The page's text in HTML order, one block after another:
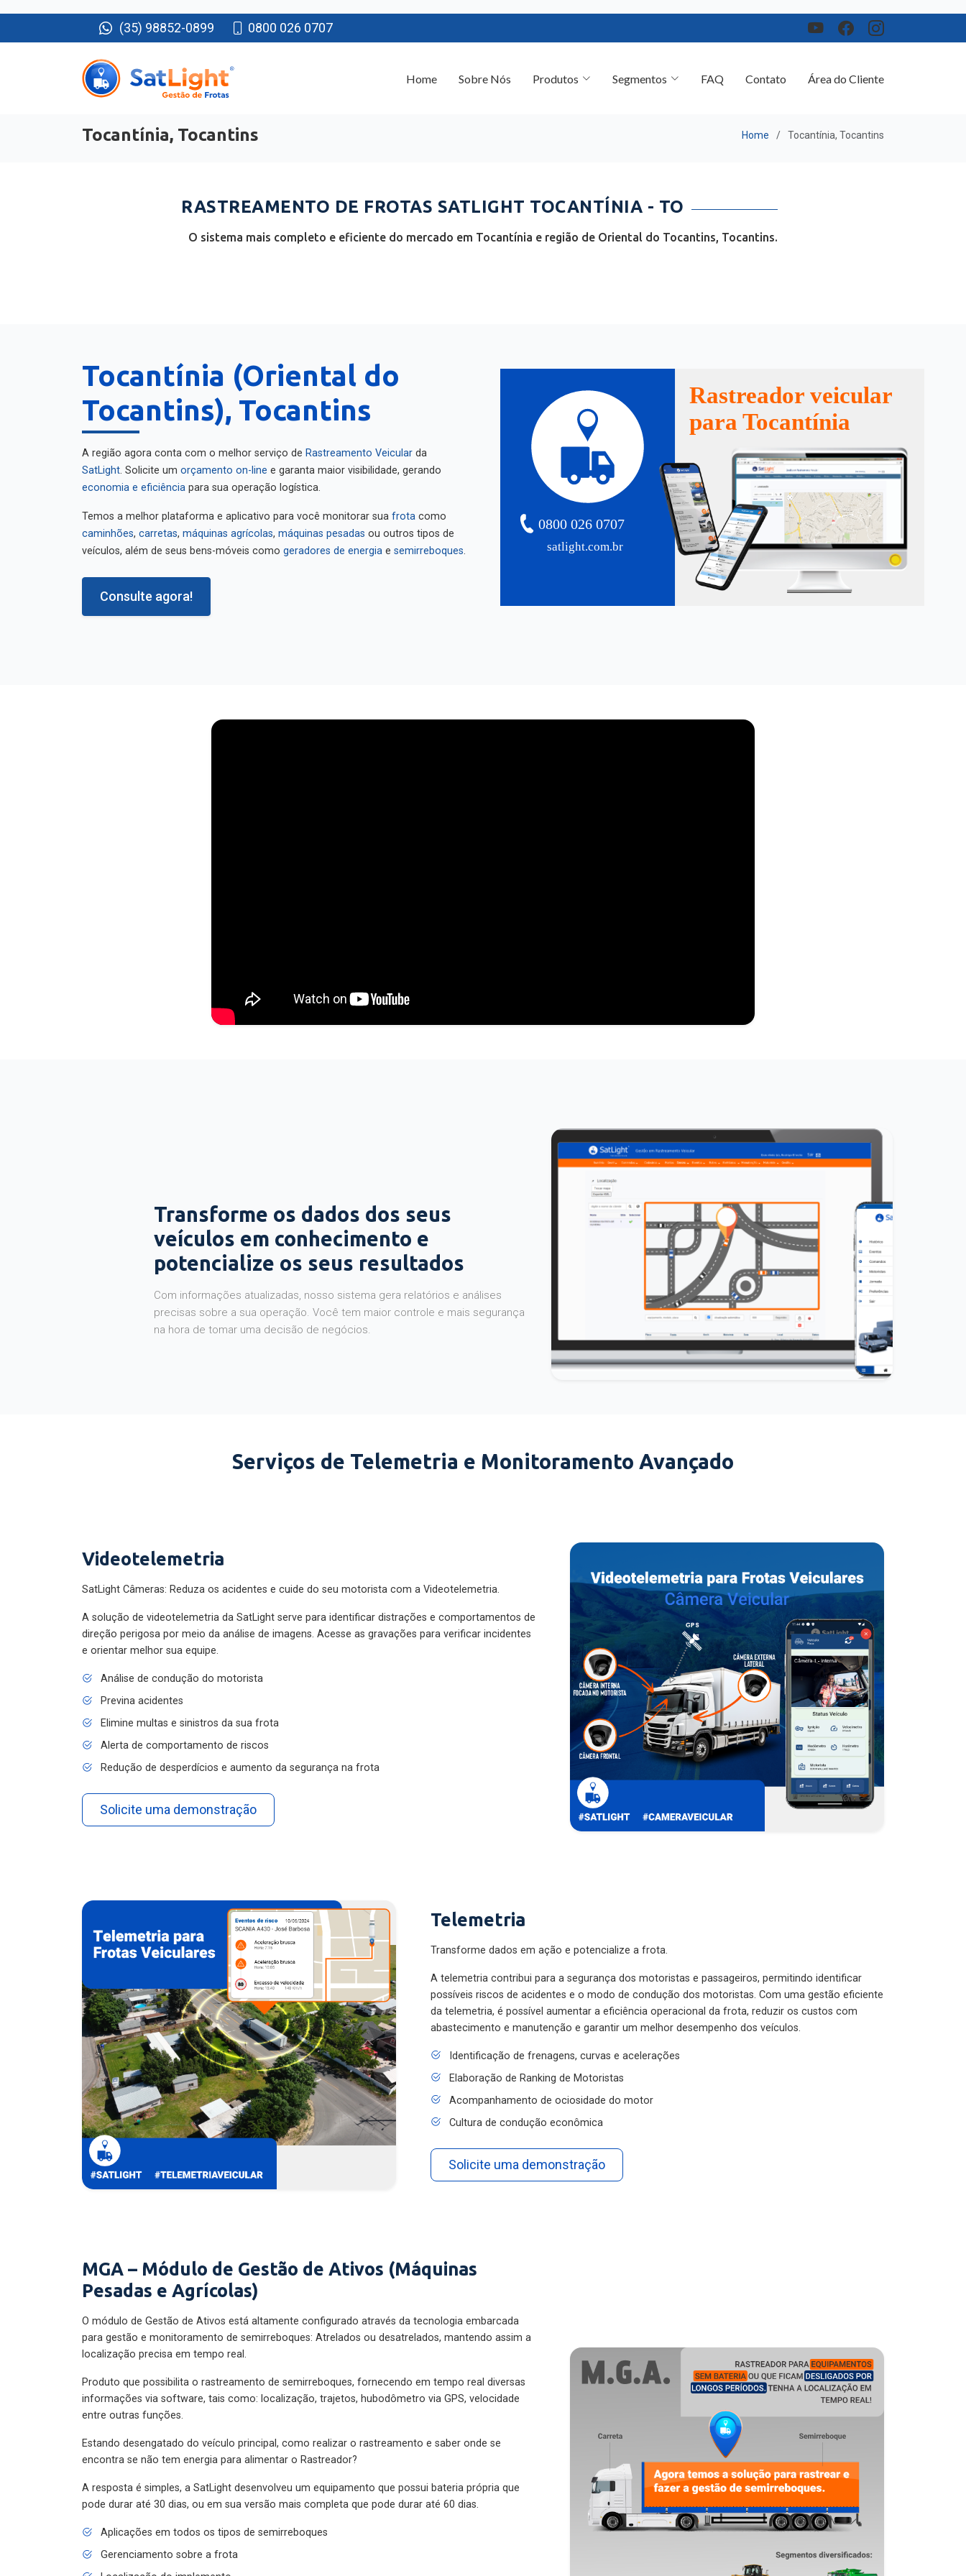
(35) 98852-0899 0800 026 0707
Tocantínia, Tocantins
RASTREAMENTO DE FROTAS SATLIGHT TOCANTÍNIA - TO
O sistema mais completo e eficiente do mercado em Tocantínia e região de Oriental do Tocantins, Tocantins.
Tocantínia (Oriental do
Tocantins), Tocantins
A região agora conta com o melhor serviço de Rastreamento Veicular
da
SatLight
. Solicite um orçamento on-line
e garanta maior visibilidade, gerando
economia e eficiência
para sua operação logística.
Temos a melhor plataforma e aplicativo para você monitorar sua frota
caminhões
máquinas agrícolas máquinas pesadas
ou outros tipos de
veículos, além de seus bens-móveis como
geradores de energia semirreboques
Consulte agora!
satlight.com.br
0800 026 0707
Rastreador veicular
para Tocantínia
Transforme os dados dos seus
veículos em conhecimento e
potencialize os seus resultados
Com informações atualizadas, nosso sistema gera relatórios e análises
precisas sobre a sua operação. Você tem maior controle e mais segurança
na hora de tomar uma decisão de negócios.
Serviços de Telemetria e Monitoramento Avançado
Videotelemetria
SatLight Câmeras: Reduza os acidentes e cuide do seu motorista com a Videotelemetria.
A solução de videotelemetria da SatLight serve para identificar distrações e comportamentos de
direção perigosa por meio da análise de imagens. Acesse as gravações para verificar incidentes
e orientar melhor sua equipe.
Análise de condução do motorista
Previna acidentes
Elimine multas e sinistros da sua frota
Alerta de comportamento de riscos
Redução de desperdícios e aumento da segurança na frota
Solicite uma demonstração
Telemetria
Transforme dados em ação e potencialize a frota.
A telemetria contribui para a segurança dos motoristas e passageiros, permitindo identificar
possíveis riscos de acidentes e o modo de condução dos motoristas. Com uma gestão eficiente
da telemetria, é possível aumentar a eficiência operacional da frota, reduzir os custos com
abastecimento e manutenção e garantir um melhor desempenho dos veículos.
Identificação de frenagens, curvas e acelerações
Elaboração de Ranking de Motoristas
Acompanhamento de ociosidade do motor
Cultura de condução econômica
Solicite uma demonstração
MGA – Módulo de Gestão de Ativos (Máquinas
Pesadas e Agrícolas)
O módulo de Gestão de Ativos está altamente configurado através da tecnologia embarcada
para gestão e monitoramento de semirreboques: Atrelados ou desatrelados, mantendo assim a
localização precisa em tempo real.
Produto que possibilita o rastreamento de semirreboques, fornecendo em tempo real diversas
informações via software, tais como: localização, trajetos, hubodômetro via GPS, velocidade
entre outras funções.
Estando desengatado do veículo principal, como realizar o rastreamento e saber onde se
encontra se não tem energia para alimentar o Rastreador?
A resposta é simples, a SatLight desenvolveu um equipamento que possui bateria própria que
pode durar até 30 dias, ou em sua versão mais completa que pode durar até 60 dias.
Aplicações em todos os tipos de semirreboques
Gerenciamento sobre a frota
Localização do implemento